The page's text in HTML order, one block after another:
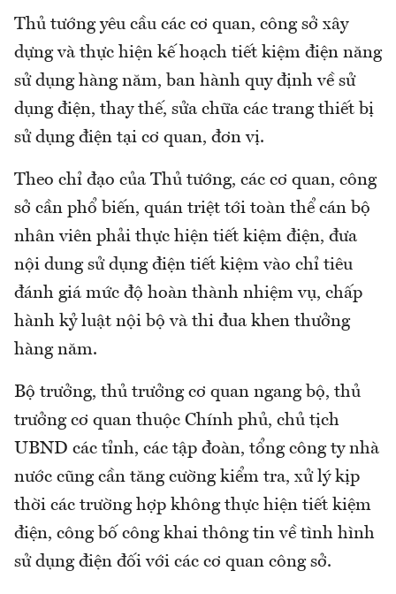
Thủ tướng yêu cầu các cơ quan, công sở xây
dựng và thực hiện kế hoạch tiết kiệm điện năng
sử dụng hàng năm, ban hành quy định về sử
dụng điện, thay thế, sửa chữa các trang thiết bị
sử dụng điện tại cơ quan, đơn vị.
Theo chỉ đạo của Thủ tướng, các cơ quan, công
sở cần phổ biến, quán triệt tới toàn thể cán bộ
nhân viên phải thực hiện tiết kiệm điện, đưa
nội dung sử dụng điện tiết kiệm vào chỉ tiêu
đánh giá mức độ hoàn thành nhiệm vụ, chấp
hành kỷ luật nội bộ và thi đua khen thưởng
hàng năm.
Bộ trưởng, thủ trưởng cơ quan ngang bộ, thủ
trưởng cơ quan thuộc Chính phủ, chủ tịch
UBND các tỉnh, các tập đoàn, tổng công ty nhà
nước cũng cần tăng cường kiểm tra, xử lý kịp
thời các trường hợp không thực hiện tiết kiệm
điện, công bố công khai thông tin về tình hình
sử dụng điện đối với các cơ quan công sở.